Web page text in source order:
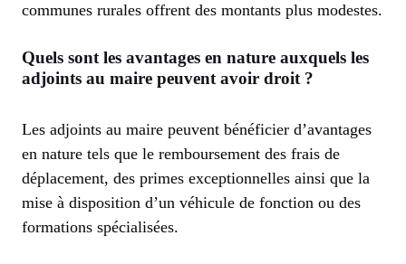
communes rurales offrent des montants plus modestes.
Quels sont les avantages en nature auxquels les
adjoints au maire peuvent avoir droit ?
Les adjoints au maire peuvent bénéficier d’avantages
en nature tels que le remboursement des frais de
déplacement, des primes exceptionnelles ainsi que la
mise à disposition d’un véhicule de fonction ou des
formations spécialisées.